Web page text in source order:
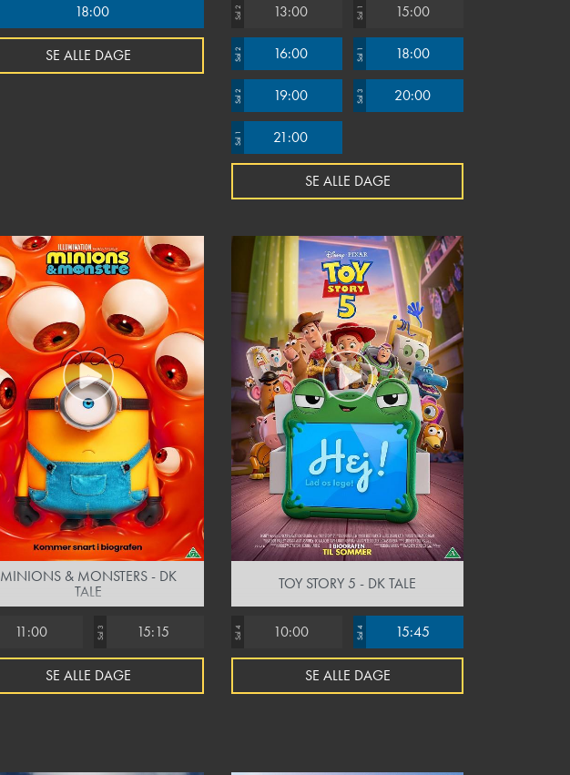
18:00
SE ALLE DAGE
Sal 2 13:00 Sal 1 15:00
Sal 2 16:00 Sal 1 18:00
Sal 2 19:00 Sal 3 20:00
Sal 1 21:00
SE ALLE DAGE
MINIONS & MONSTERS - DK
TALE
11:00 Sal 3 15:15
SE ALLE DAGE
TOY STORY 5 - DK TALE
Sal 4 10:00 Sal 4 15:45
SE ALLE DAGE